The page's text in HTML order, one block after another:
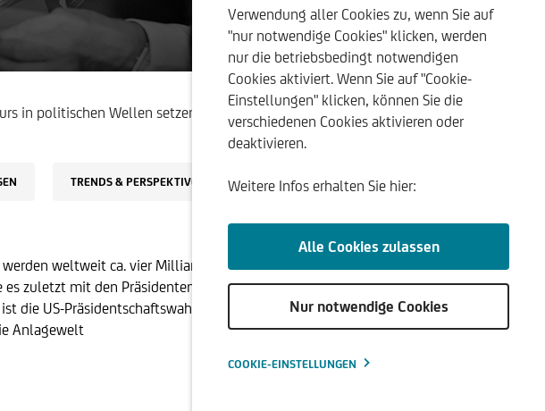
Erträgnisaufstellung
in politischen Wellen setzen: Aktienmarktdynamiken der US-
TRENDS & PERSPEKTIVEN
weltweit ca. vier Milliarden Menschen zur Stimmabgabe gebeten. Der
zuletzt mit den Präsidentenwahlen in Taiwan der Fall war. Die aus
die US-Präsidentschaftswahl. Nicht zuletzt aus Anleger-sicht ist diese
Anlagewelt
Verwendung aller Cookies zu, wenn Sie auf
"nur notwendige Cookies" klicken, werden
nur die betriebsbedingt notwendigen
Cookies aktiviert. Wenn Sie auf "Cookie-
Einstellungen" klicken, können Sie die
verschiedenen Cookies aktivieren oder
deaktivieren.
Weitere Infos erhalten Sie hier:
Alle Cookies zulassen
Nur notwendige Cookies
COOKIE-EINSTELLUNGEN